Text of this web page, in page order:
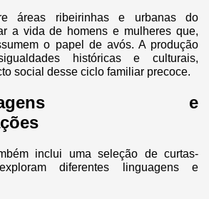
áreas ribeirinhas e urbanas do
a vida de homens e mulheres que,
o papel de avós. A produção
históricas e culturais,
social desse ciclo familiar precoce.
metragens e
inclui uma seleção de curtas-
diferentes linguagens e